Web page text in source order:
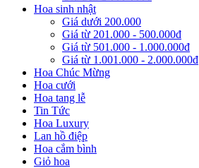
Hoa sinh nhật
Giá dưới 200.000
Giá từ 201.000 - 500.000đ
Giá từ 501.000 - 1.000.000đ
Giá từ 1.001.000 - 2.000.000đ
Hoa Chúc Mừng
Hoa cưới
Hoa tang lễ
Tin Tức
Hoa Luxury
Lan hồ điệp
Hoa cắm bình
Giỏ hoa